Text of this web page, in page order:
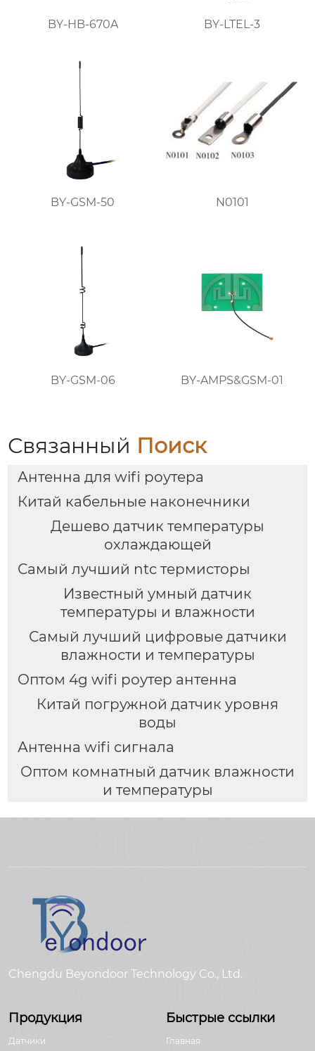
BY-HB-670A BY-LTEL-3
BY-GSM-50 N0101
BY-GSM-06 BY-AMPS&GSM-01
Связанный Поиск
Антенна для wifi роутера
Китай кабельные наконечники
Дешево датчик температуры
охлаждающей
Самый лучший ntc термисторы
Известный умный датчик
температуры и влажности
Самый лучший цифровые датчики
влажности и температуры
Оптом 4g wifi роутер антенна
Китай погружной датчик уровня
воды
Антенна wifi сигнала
Оптом комнатный датчик влажности
и температуры
Chengdu Beyondoor Technology Co., Ltd.
Продукция
Датчики
Быстрые ссылки
Главная